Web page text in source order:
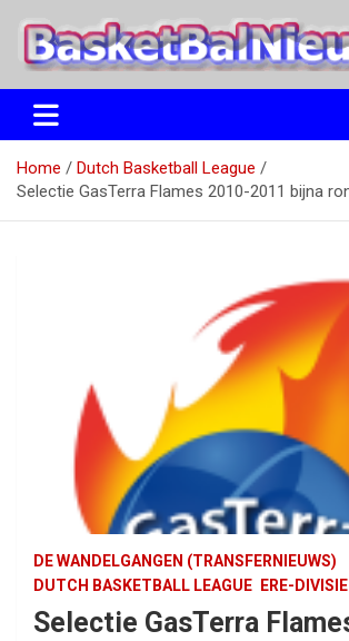
naar
BasketBalNieuws.nl
Etten
Home
Dutch Basketball League
Selectie GasTerra Flames 2010-2011 bijna
DE WANDELGANGEN (TRANSFERNIEUWS)
DUTCH BASKETBALL LEAGUE
ERE-
Selectie GasTerra